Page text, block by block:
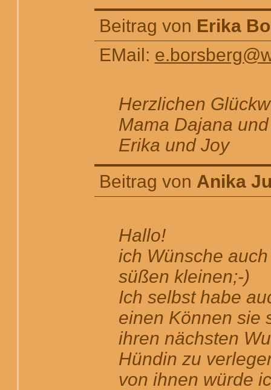
Beitrag von Erika
EMail:
Herzlichen
Mama Dajana
Erika und Joy
Beitrag von Anika
Hallo!
ich Wünsche
süßen kleinen;-)
Ich selbst habe
einen Können sie
ihren nächsten
Hündin zu
von ihnen würde